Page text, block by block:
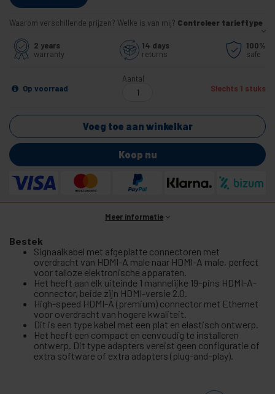
Waarom verschillende prijzen? Welke is van mij? Controleer tarieftype
2 years
warranty
14 days
returns
100%
safe
Op voorraad
Aantal
Slechts 1 stuks
Voeg toe aan winkelkar
Koop nu
Meer informatie
Bestek
Signaalkabel met afgeplatte connectoren met
overdracht van HDMI-A male naar HDMI-A male, perfect
voor talloze elektronische apparaten.
Het heeft aan elk uiteinde 1 mannelijke 19-pins HDMI-A-
connector, beide zijn HDMI-versie 2.0.
High-speed HDMI-A (premium) connector met Ethernet
voor overdracht van hogere kwaliteit.
Dit is een type kabel met een plat en elastisch ontwerp.
Het heeft een compact en eenvoudig te installeren
ontwerp. Dit type adapters vereist geen configuratie of
extra software of extra adapters (plug-and-play).